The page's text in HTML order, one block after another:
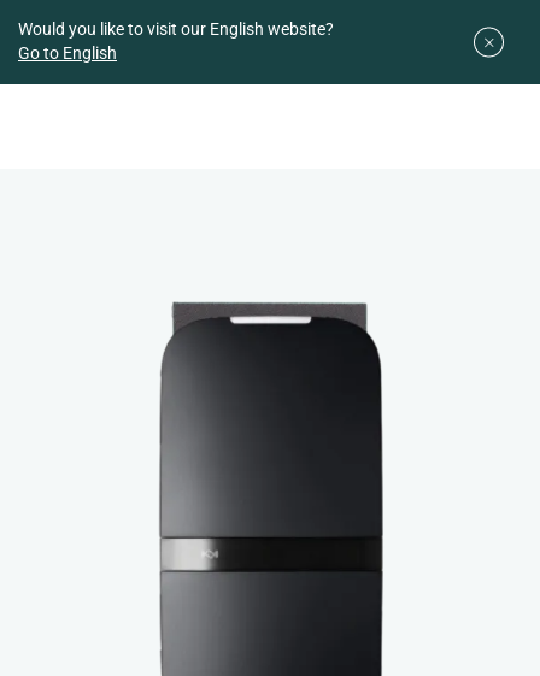
Would you like to visit our English website?
Go to English